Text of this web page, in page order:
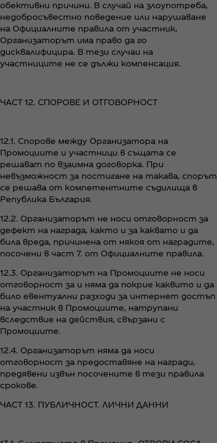
обективни причини. В случай на злоупотреба,
недобросъвестно поведение или нарушаване
на Официалните правила от участник,
Организаторът има право да го
дисквалифицира. В тези случаи на
участниците не се дължи компенсация.
ЧАСТ 12. СПОРОВЕ И ОТГОВОРНОСТ
12.1. Спорове между Организатора на
Промоциите и участници в същата се
решават по взаимна договорка. При
невъзможност за постигане на такава, спорът
се решава от компетентните съдилища в
Република България.
12.2. Организаторът не носи отговорност за
дефект на награда, както и за каквато и да
била вреда, причинена от някоя от наградите,
посочени в част 7. от Официалните правила.
12.3. Организаторът на Промоциите не носи
отговорност за и няма да покрие каквито и да
било евентуални разходи за интернет достъп
на участник в Промоциите, натрупани
вследствие на действия, свързани с
Промоциите.
12.4. Организаторът няма да носи
отговорност за предоставяне на награди,
предявени извън посочените в тези правила
срокове.
ЧАСТ 13. ПУБЛИЧНОСТ. ЛИЧНИ ДАННИ